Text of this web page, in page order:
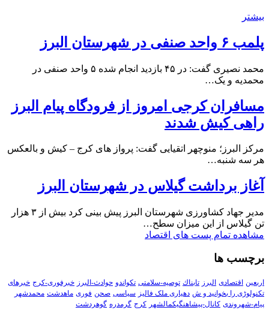
بیشتر
پلمب ۶ واحد صنفی در شهرستان البرز
محمد نصیری گفت: در ۴۵ بازدید انجام شده ۵ واحد صنفی در
محمدیه و یک…
مسافران کرجی امروز از فرودگاه پیام البرز
راهی کیش شدند
مرکز البرز؛ منوچهر اتقیایی گفت: پرواز های کرج – کیش و بالعکس
هر سه شنبه…
آغاز برداشت گیلاس در شهرستان البرز
مدیر جهاد کشاورزی شهرستان البرز پیش بینی کرد بیش از ۳ هزار
تن گیلاس از این میزان سطح…
مشاهده تمام پست های اقتصاد
برچسب ها
اربعین اقتصادی البرز تابناك توصیه-سلامتی تکواندو حوادث-البرز خبرفوری-کرج خبرهای
تکنولوڑی را بخوانید و ش دهیاری ملک فالیز سیاسی صحن فوری ماهدشت محمدشهر
پیام-شهروندی کانال-پیشاهنگیکمالشهر کرج گرمدره گوهردشت